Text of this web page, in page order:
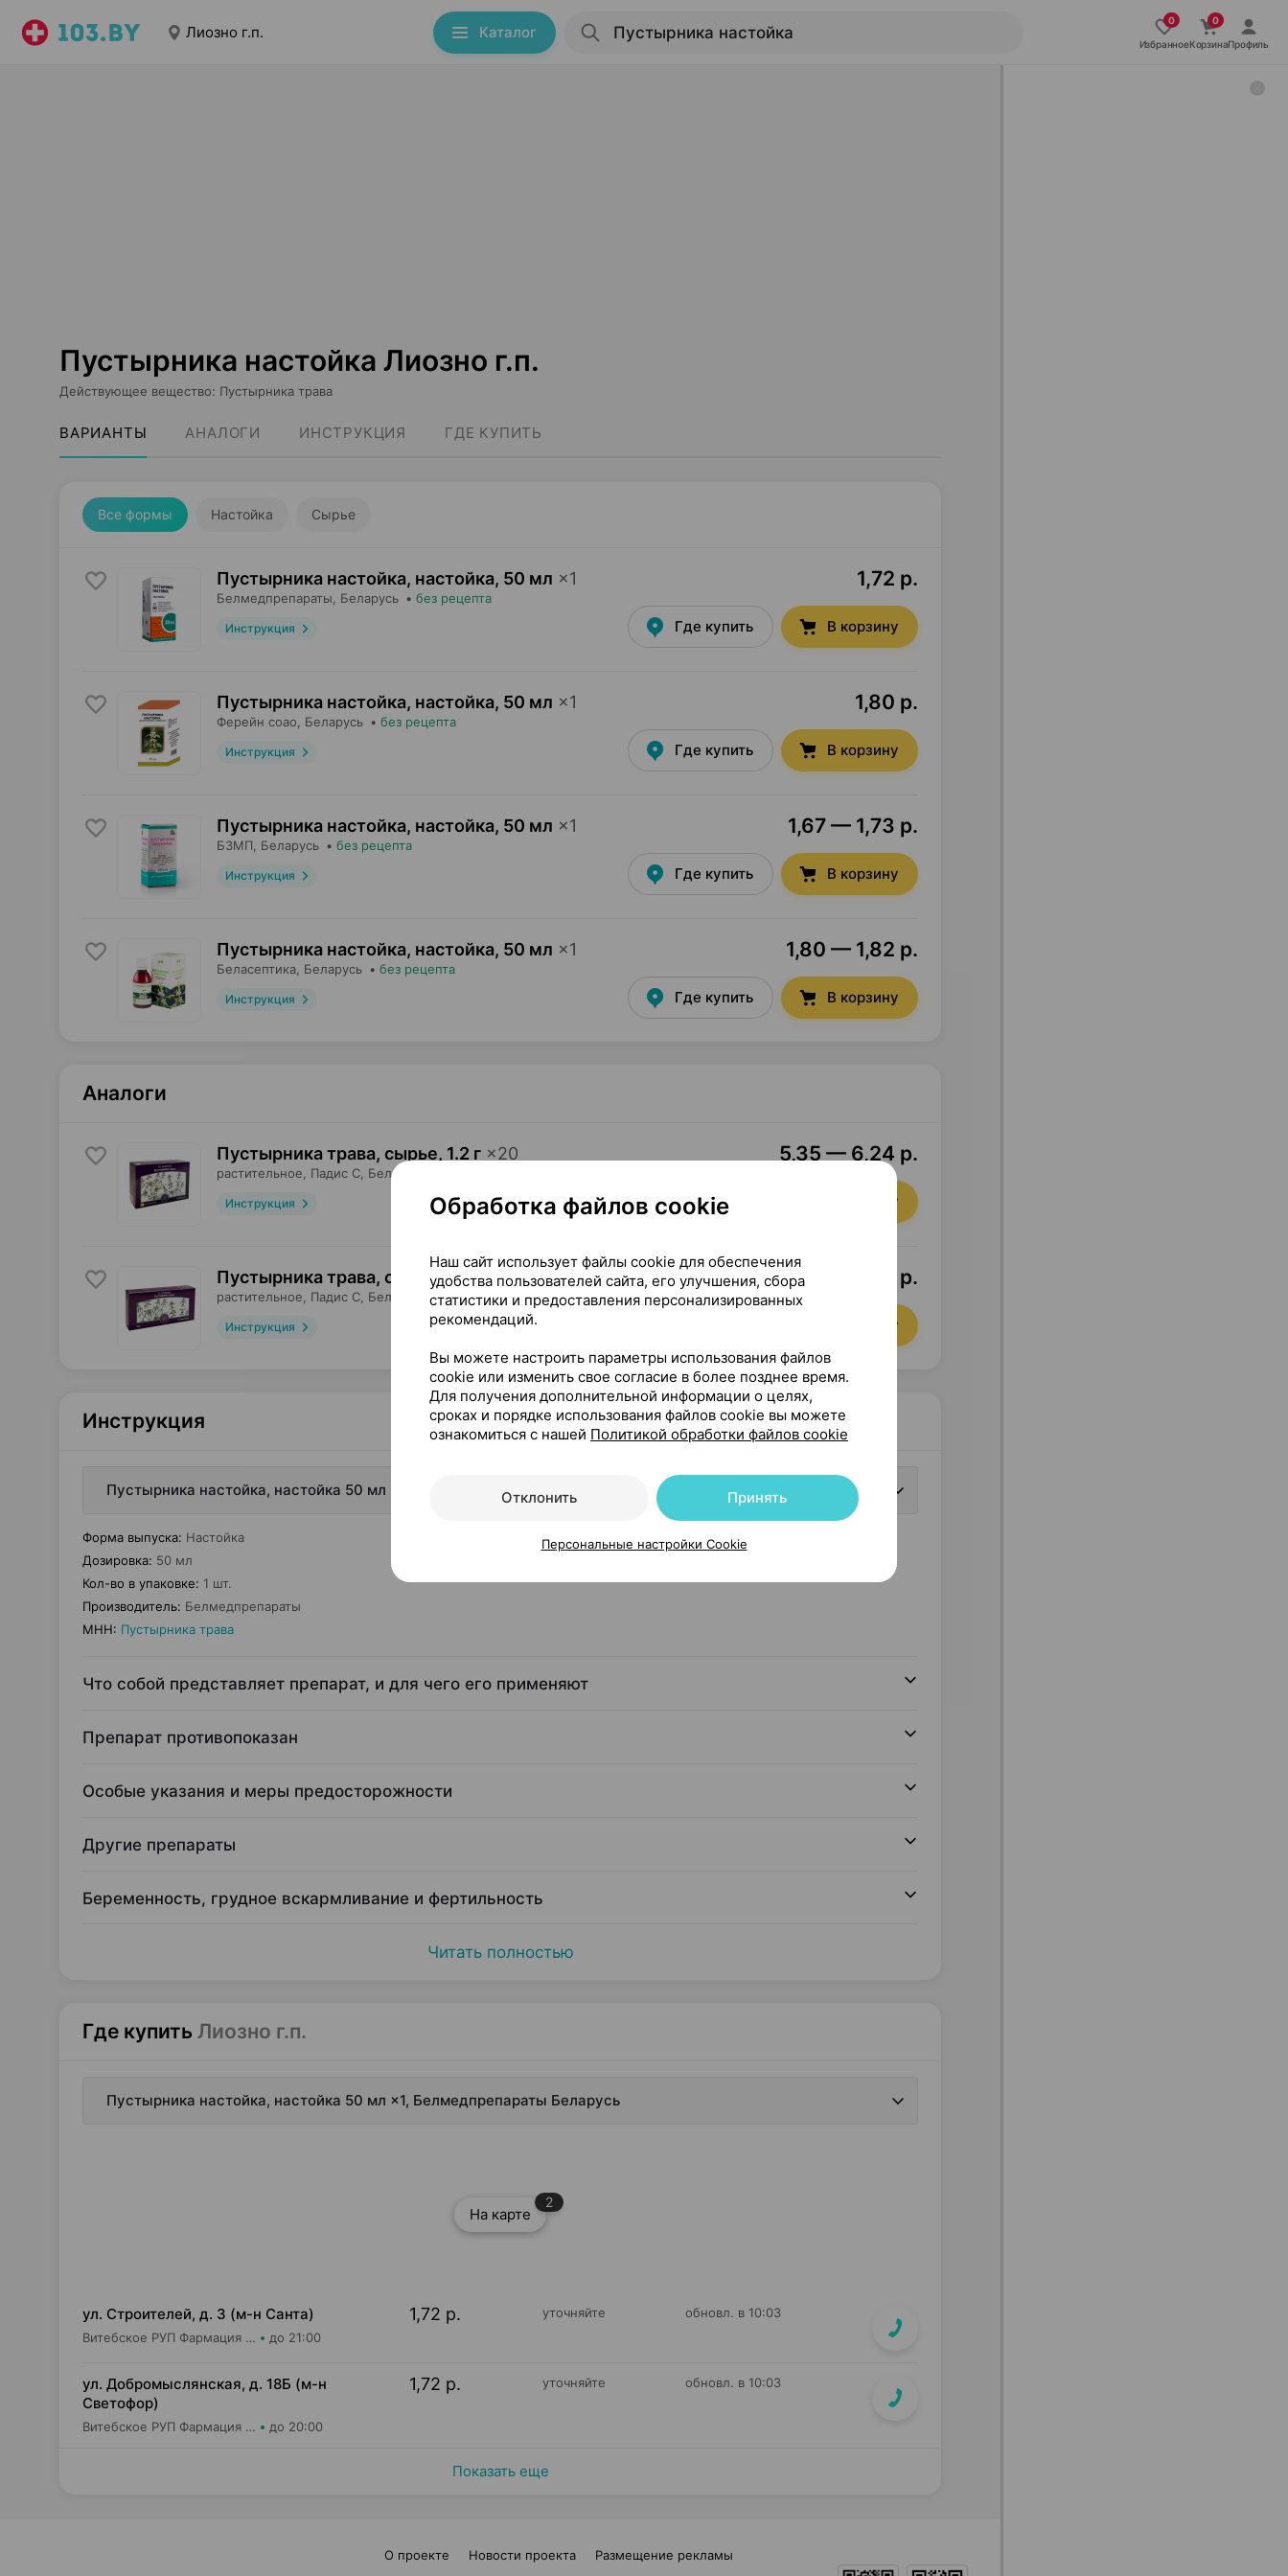
Лиозно г.п. Каталог
ИзбранноеКорзинаПрофиль
Пустырника настойка Лиозно г.п.
Действующее вещество: Пустырника трава
ВАРИАНТЫ АНАЛОГИ ИНСТРУКЦИЯ ГДЕ КУПИТЬ
Все формы Настойка Сырье
Пустырника настойка, настойка, 50 мл ×1
Белмедпрепараты , Беларусь • без рецепта
Инструкция
1,72 р.
Где купить В корзину
Пустырника настойка, настойка, 50 мл ×1
Ферейн соао , Беларусь • без рецепта
Инструкция
1,80 р.
Где купить В корзину
Пустырника настойка, настойка, 50 мл ×1
БЗМП , Беларусь • без рецепта
Инструкция
1,67 — 1,73 р.
Где купить В корзину
Пустырника настойка, настойка, 50 мл ×1
Беласептика , Беларусь • без рецепта
Инструкция
1,80 — 1,82 р.
Где купить В корзину
Аналоги
Пустырника трава, сырье, 1.2 г ×20
растительное, Падис С , Беларусь
Инструкция
5,35 — 6,24 р.
Где купить В корзину
Пустырника трава, сырье,50 г× 1
растительное, Падис С , Беларусь •без рецепта
Инструкция
5,45 р.
В корзину
Инструкция
Пустырника настойка, настойка 50 мл ×1, Белмедпрепараты Беларусь
Форма выпуска: Настойка
Дозировка: 50 мл
Кол-во в упаковке: 1 шт.
Производитель: Белмедпрепараты
МНН: Пустырника трава
Что собой представляет препарат, и для чего его применяют
Препарат противопоказан
Особые указания и меры предосторожности
Другие препараты
Беременность, грудное вскармливание и фертильность
Читать полностью
Где купить Лиозно г.п.
Пустырника настойка, настойка 50 мл ×1, Белмедпрепараты Беларусь
На карте
2
ул. Строителей, д. 3 (м-н Санта)
Витебское РУП Фармация Аптека №405 до 21:00
1,72 р. уточняйте обновл. в 10:03
ул. Добромыслянская, д. 18Б (м-н
Светофор)
Витебское РУП Фармация Аптека №403 до 20:00
1,72 р. уточняйте обновл. в 10:03
Показать еще
О проекте Новости проекта
Размещение рекламы
Обработка файлов cookie
Наш сайт использует файлы cookie для обеспечения
удобства пользователей сайта, его улучшения, сбора
статистики и предоставления персонализированных
рекомендаций.
Вы можете настроить параметры использования файлов
cookie или изменить свое согласие в более позднее время.
Для получения дополнительной информации о целях,
сроках и порядке использования файлов cookie вы можете
ознакомиться с нашей Политикой обработки файлов cookie
Отклонить Принять
Персональные настройки Cookie